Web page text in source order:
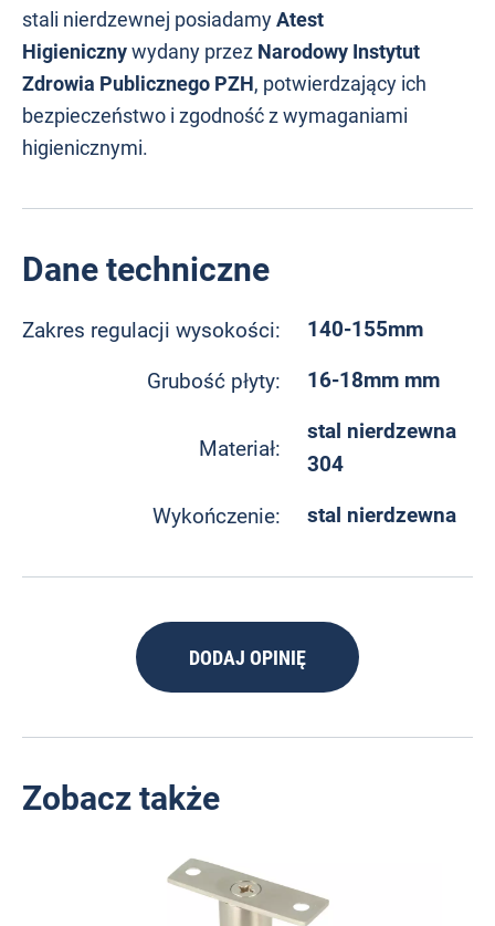
stali nierdzewnej posiadamyAtest
Higienicznywydany przez Narodowy Instytut
Zdrowia Publicznego PZH, potwierdzający ich
bezpieczeństwo i zgodność z wymaganiami
higienicznymi.
Dane techniczne
Zakres regulacji wysokości: 140-155mm
Grubość płyty: 16-18mm mm
Materiał:
stal nierdzewna
304
Wykończenie: stal nierdzewna
DODAJ OPINIĘ
Zobacz także